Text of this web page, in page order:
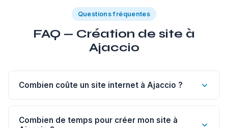
Questions fréquentes
FAQ — Création de site à
Ajaccio
Combien coûte un site internet à Ajaccio ?
Un site vitrine de 1 à 5 pages à Ajaccio commence à 1
200€. Un site sur-mesure est à partir de 1 800€, un e-
Combien de temps pour créer mon site à